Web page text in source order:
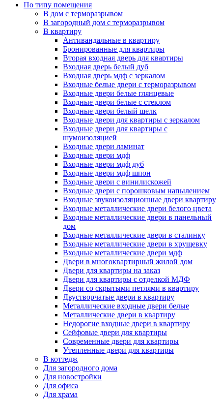
По типу помещения
В дом с терморазрывом
В загородный дом с терморазрывом
В квартиру
Антивандальные в квартиру
Бронированные для квартиры
Вторая входная дверь для квартиры
Входная дверь белый дуб
Входная дверь мдф с зеркалом
Входные белые двери с терморазрывом
Входные двери белые глянцевые
Входные двери белые с стеклом
Входные двери белый шелк
Входные двери для квартиры с зеркалом
Входные двери для квартиры с
шумоизоляцией
Входные двери ламинат
Входные двери мдф
Входные двери мдф дуб
Входные двери мдф шпон
Входные двери с винилискожей
Входные двери с порошковым напылением
Входные звукоизоляционные двери квартиру
Входные металлические двери белого цвета
Входные металлические двери в панельный
дом
Входные металлические двери в сталинку
Входные металлические двери в хрущевку
Входные металлические двери мдф
Двери в многоквартирный жилой дом
Двери для квартиры на заказ
Двери для квартиры с отделкой МДФ
Двери со скрытыми петлями в квартиру
Двустворчатые двери в квартиру
Металлические входные двери белые
Металлические двери в квартиру
Недорогие входные двери в квартиру
Сейфовые двери для квартиры
Современные двери для квартиры
Утепленные двери для квартиры
В коттедж
Для загородного дома
Для новостройки
Для офиса
Для храма